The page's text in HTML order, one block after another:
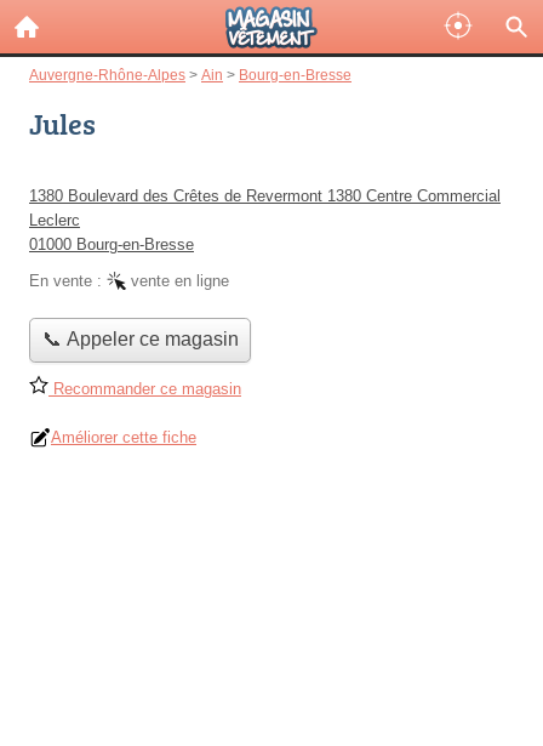
Auvergne-Rhône-Alpes > Ain > Bourg-en-Bresse
Jules
1380 Boulevard des Crêtes de Revermont 1380 Centre Commercial
Leclerc
01000 Bourg-en-Bresse
En vente :
vente en ligne
📞 Appeler ce magasin
Recommander ce magasin
Améliorer cette fiche